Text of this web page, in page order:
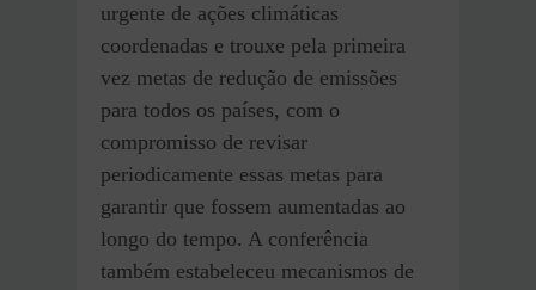
urgente de ações climáticas
coordenadas e trouxe pela primeira
vez metas de redução de emissões
para todos os países, com o
compromisso de revisar
periodicamente essas metas para
garantir que fossem aumentadas ao
longo do tempo. A conferência
também estabeleceu mecanismos de